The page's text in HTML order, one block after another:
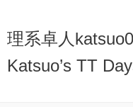
理系卓人
Katsuo’s TT